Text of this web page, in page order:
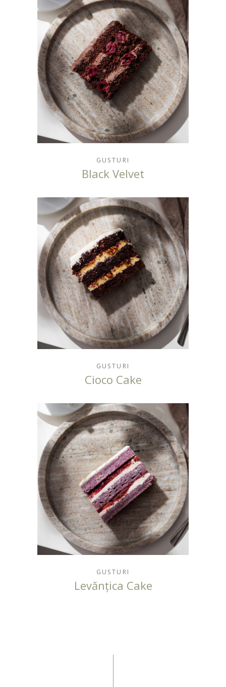
GUSTURI
Black Velvet
GUSTURI
Cioco Cake
GUSTURI
Levănțica Cake